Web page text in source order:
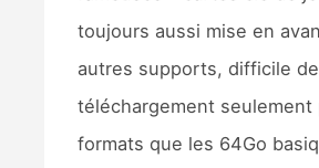
toujours aussi mise en
autres supports, difficile
téléchargement seulement
formats que les 64Go